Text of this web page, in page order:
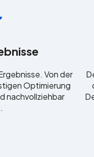
Von der
Optimierung
nachvollziehbar